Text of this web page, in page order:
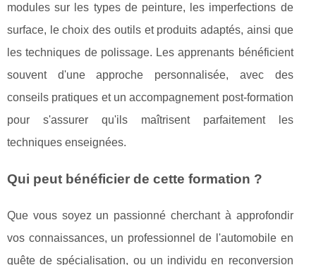
modules sur les types de peinture, les imperfections de
surface, le choix des outils et produits adaptés, ainsi que
les techniques de polissage. Les apprenants bénéficient
souvent d'une approche personnalisée, avec des
conseils pratiques et un accompagnement post-formation
pour s'assurer qu'ils maîtrisent parfaitement les
techniques enseignées.
Qui peut bénéficier de cette formation ?
Que vous soyez un passionné cherchant à approfondir
vos connaissances, un professionnel de l'automobile en
quête de spécialisation, ou un individu en reconversion